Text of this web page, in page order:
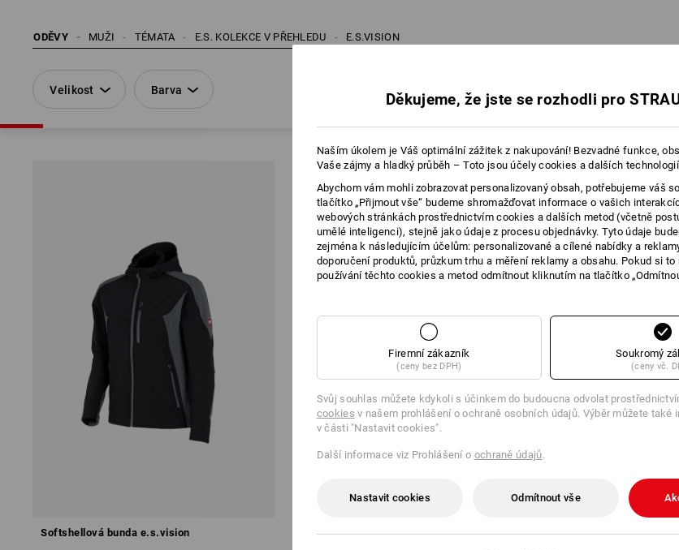
ODĚVY E.S.VISION
E.S. KOLEKCE V PŘEHLEDU
TÉMATA
MUŽI
Velikost Barva
Softshellová bunda e.s.vision Šortky e.s.vision stretch, pánské Cargo kalhoty
Děkujeme, že jste se rozhodli pro
Naším úkolem je Váš optimální zážitek z nakupování! Bezvadné funkce,
Vaše zájmy a hladký průběh – Toto jsou účely cookies a dalších
Abychom vám mohli zobrazovat personalizovaný obsah, potřebujeme váš
tlačítko „Přijmout vše“ budeme shromažďovat informace o vašich
webových stránkách prostřednictvím cookies a dalších metod (včetně
umělé inteligenci), stejně jako údaje z procesu objednávky. Tyto údaje
zejména k následujícím účelům: personalizované a cílené nabídky a
doporučení produktů, průzkum trhu a měření reklamy a obsahu. Pokud si to
používání těchto cookies a metod odmítnout kliknutím na tlačítko
Firemní zákazník
(ceny bez DPH)
Soukromý
(ceny vč.
Svůj souhlas můžete kdykoli s účinkem do budoucna odvolat
cookies v našem prohlášení o ochraně osobních údajů. Výběr můžete také
v části "Nastavit cookies".
Další informace viz Prohlášení o ochraně údajů.
Nastavit cookies Odmítnout vše